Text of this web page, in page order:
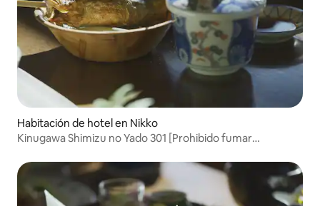
Habitación de hotel en Nikko
Kinugawa Shimizu no Yado 301 [Prohibido fumar
comidas)]